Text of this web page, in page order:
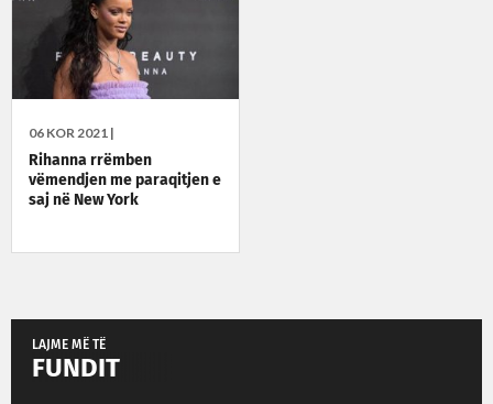
06 KOR 2021 |
Rihanna rrëmben
vëmendjen me paraqitjen e
saj në New York
LAJME MË TË
FUNDIT